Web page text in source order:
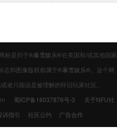
带刷收G后下线
标是归于®暴雪娱乐®在美国和/或其他国家
志和图像版权都属于®暴雪娱乐® 。这个网
者只能说是被理解的怀旧玩家社区。
蜀ICP备18037876号-3
关于NFU社
诉指引 社区公约 广告合作